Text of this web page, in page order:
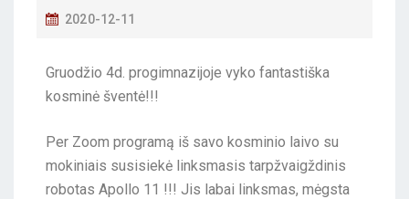
2020-12-11
Gruodžio 4d. progimnazijoje vyko fantastiška
kosminė šventė!!!
Per Zoom programą iš savo kosminio laivo su
mokiniais susisiekė linksmasis tarpžvaigždinis
robotas Apollo 11 !!! Jis labai linksmas, mėgsta